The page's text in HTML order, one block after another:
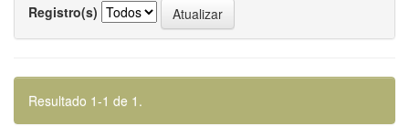
Registro(s)
Resultado 1-1 de 1.